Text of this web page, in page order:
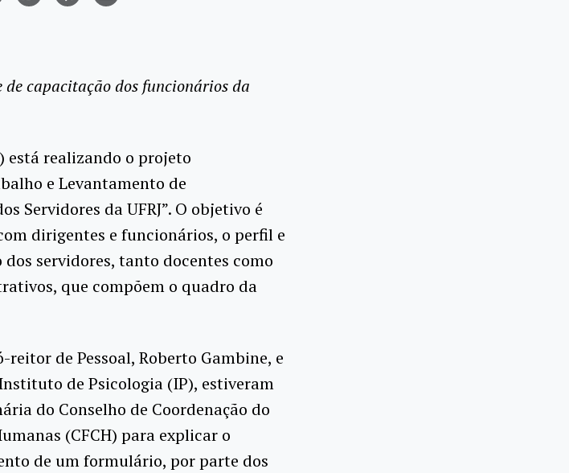
capacitação dos funcionários da
está realizando o projeto
e Levantamento de
Servidores da UFRJ”. O objetivo é
dirigentes e funcionários, o perfil e
dos servidores, tanto docentes como
que compõem o quadro da
de Pessoal, Roberto Gambine, e
de Psicologia (IP), estiveram
do Conselho de Coordenação do
(CFCH) para explicar o
de um formulário, por parte dos